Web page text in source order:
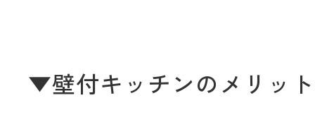
▼壁付キッチンのメリット